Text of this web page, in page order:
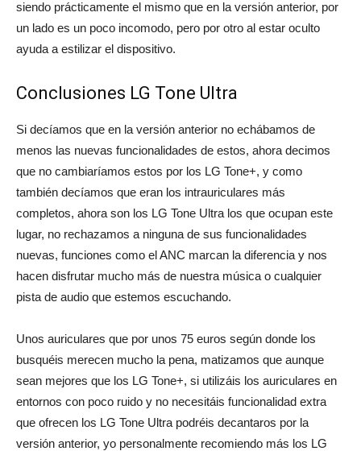
siendo prácticamente el mismo que en la versión anterior, por
un lado es un poco incomodo, pero por otro al estar oculto
ayuda a estilizar el dispositivo.
Conclusiones LG Tone Ultra
Si decíamos que en la versión anterior no echábamos de
menos las nuevas funcionalidades de estos, ahora decimos
que no cambiaríamos estos por los LG Tone+, y como
también decíamos que eran los intrauriculares más
completos, ahora son los LG Tone Ultra los que ocupan este
lugar, no rechazamos a ninguna de sus funcionalidades
nuevas, funciones como el ANC marcan la diferencia y nos
hacen disfrutar mucho más de nuestra música o cualquier
pista de audio que estemos escuchando.
Unos auriculares que por unos 75 euros según donde los
busquéis merecen mucho la pena, matizamos que aunque
sean mejores que los LG Tone+, si utilizáis los auriculares en
entornos con poco ruido y no necesitáis funcionalidad extra
que ofrecen los LG Tone Ultra podréis decantaros por la
versión anterior, yo personalmente recomiendo más los LG